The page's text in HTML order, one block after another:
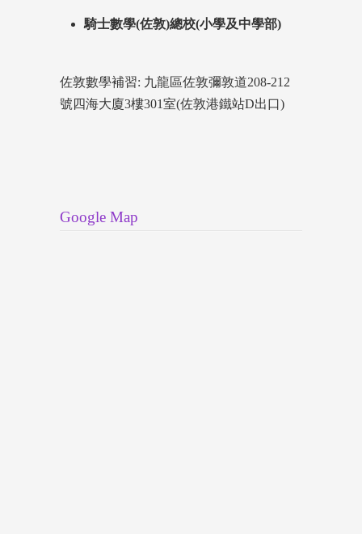
騎士數學(佐敦)總校(小學及中學部)
佐敦數學補習: 九龍區佐敦彌敦道208-212
號四海大廈3樓301室(佐敦港鐵站D出口)
Google Map